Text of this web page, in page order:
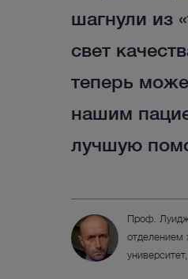
шагнули из
свет
теперь
нашим
лучшую
Проф.
отделением